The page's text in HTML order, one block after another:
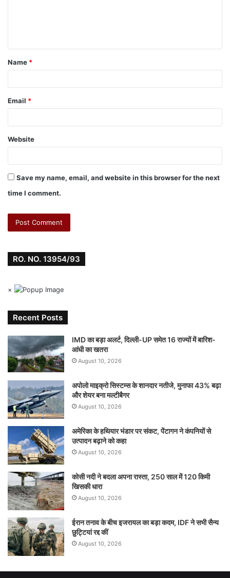
Name *
Email *
Website
Save my name, email, and website in this browser for the next
time I comment.
RO. NO. 13954/93
×
Recent Posts
IMD का बड़ा अलर्ट, दिल्ली-UP समेत 16 राज्यों में बारिश-
आंधी का खतरा
August 10, 2026
अपोलो माइक्रो सिस्टम्स के शानदार नतीजे, मुनाफा 43% बढ़ा
और शेयर बना मल्टीबैगर
August 10, 2026
अमेरिका के हथियार भंडार पर संकट, पेंटागन ने कंपनियों से
उत्पादन बढ़ाने को कहा
August 10, 2026
कोसी नदी ने बदला अपना रास्ता, 250 साल में 120 किमी
खिसकी धारा
August 10, 2026
ईरान तनाव के बीच इजरायल का बड़ा कदम, IDF ने सभी सैन्य
छुट्टियां रद्द कीं
August 10, 2026